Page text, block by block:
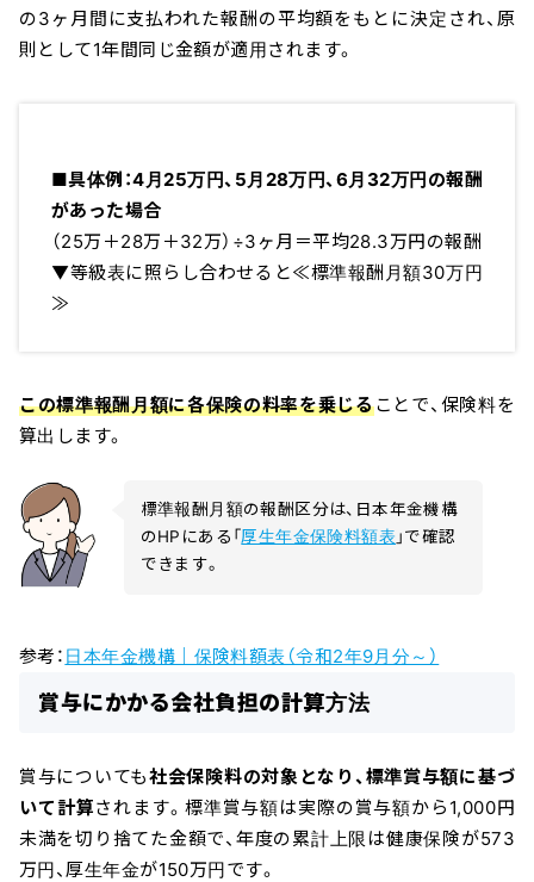
の3ヶ月間に支払われた報酬の平均額をもとに決定され、原
則として1年間同じ金額が適用されます。
■具体例：4月25万円、5月28万円、6月32万円の報酬
があった場合
（25万＋28万＋32万）÷3ヶ月＝平均28.3万円の報酬
▼等級表に照らし合わせると≪標準報酬月額30万円
≫
この標準報酬月額に各保険の料率を乗じることで、保険料を
算出します。
標準報酬月額の報酬区分は、日本年金機構
のHPにある「厚生年金保険料額表 」で確認
できます。
参考： 日本年金機構｜保険料額表（令和2年9月分～）
賞与にかかる会社負担の計算方法
賞与についても社会保険料の対象となり、標準賞与額に基づ
いて計算されます。標準賞与額は実際の賞与額から1,000円
未満を切り捨てた金額で、年度の累計上限は健康保険が573
万円、厚生年金が150万円です。